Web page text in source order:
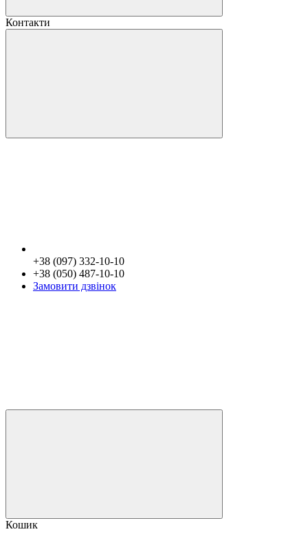
Контакти
+38 (097) 332-10-10
+38 (050) 487-10-10
Замовити дзвінок
Кошик